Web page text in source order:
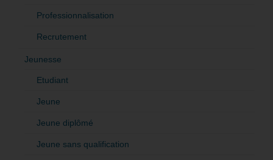
Professionnalisation
Recrutement
Jeunesse
Etudiant
Jeune
Jeune diplômé
Jeune sans qualification